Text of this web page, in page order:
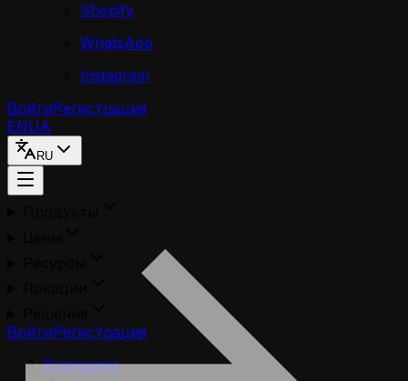
Shopify
WhatsApp
Instagram
ВойтиРегистрация
ENUA
RU
ВойтиРегистрация
Proxywing